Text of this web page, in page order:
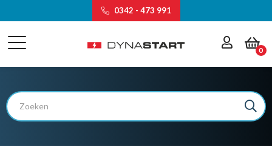
0342 - 473 991
0